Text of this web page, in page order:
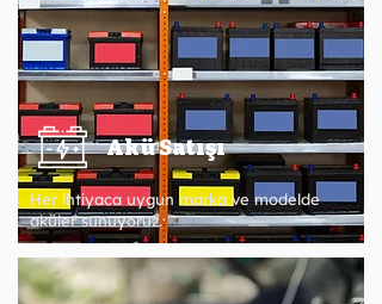
Akü Satışı
Her ihtiyaca uygun marka ve modelde
aküler sunuyoruz.